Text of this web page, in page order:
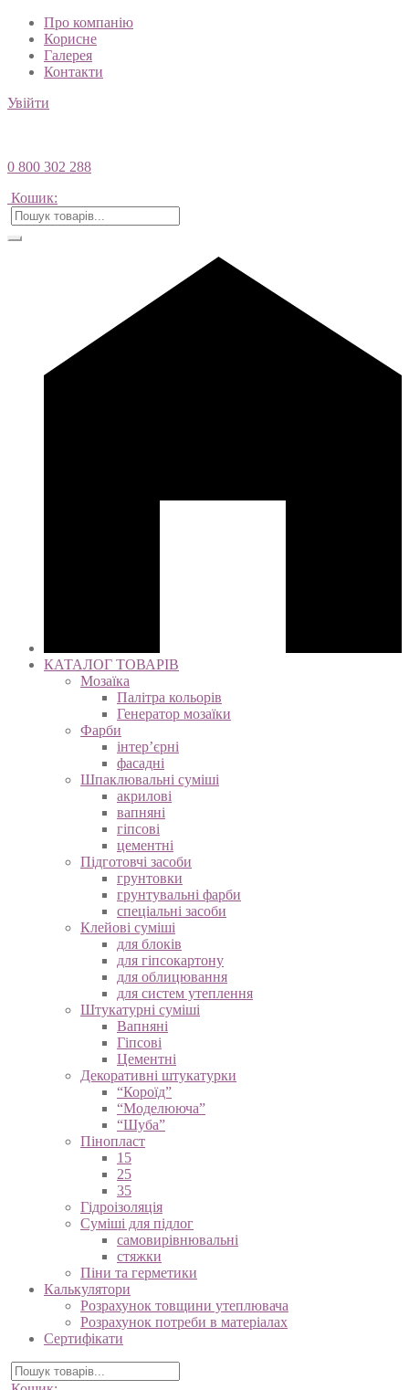
Про компанію
Корисне
Галерея
Контакти
Увійти
Кошик:
КАТАЛОГ ТОВАРІВ
Мозаїка
Палітра кольорів
Генератор мозаїки
Фарби
інтер’єрні
фасадні
Шпаклювальні суміші
акрилові
вапняні
гіпсові
цементні
Підготовчі засоби
грунтовки
грунтувальні фарби
спеціальні засоби
Клейові суміші
для блоків
для гіпсокартону
для облицювання
для систем утеплення
Штукатурні суміші
Вапняні
Гіпсові
Цементні
Декоративні штукатурки
“Короїд”
“Моделююча”
“Шуба”
Пінопласт
15
25
35
Гідроізоляція
Суміші для підлог
самовирівнювальні
стяжки
Піни та герметики
Калькулятори
Розрахунок товщини утеплювача
Розрахунок потреби в матеріалах
Сертифікати